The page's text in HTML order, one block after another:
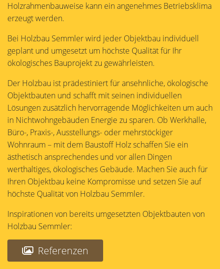
Holzrahmenbauweise kann ein angenehmes Betriebsklima
erzeugt werden.
Bei Holzbau Semmler wird jeder Objektbau individuell
geplant und umgesetzt um höchste Qualität für Ihr
ökologisches Bauprojekt zu gewährleisten.
Der Holzbau ist prädestiniert für ansehnliche, ökologische
Objektbauten und schafft mit seinen individuellen
Lösungen zusätzlich hervorragende Möglichkeiten um auch
in Nichtwohngebäuden Energie zu sparen. Ob Werkhalle,
Büro-, Praxis-, Ausstellungs- oder mehrstöckiger
Wohnraum – mit dem Baustoff Holz schaffen Sie ein
ästhetisch ansprechendes und vor allen Dingen
werthaltiges, ökologisches Gebäude. Machen Sie auch für
Ihren Objektbau keine Kompromisse und setzen Sie auf
höchste Qualität von Holzbau Semmler.
Inspirationen von bereits umgesetzten Objektbauten von
Holzbau Semmler:
Referenzen